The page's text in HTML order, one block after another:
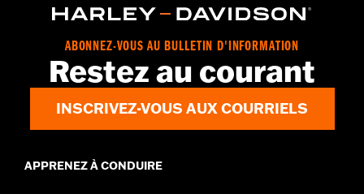
ABONNEZ-VOUS AU BULLETIN D'INFORMATION
Restez au courant
INSCRIVEZ-VOUS AUX COURRIELS
APPRENEZ À CONDUIRE